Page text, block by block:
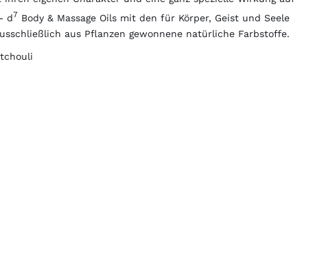
- d7 Body & Massage Oils mit den für Körper, Geist und Seele
aus Pflanzen gewonnene natürliche Farbstoffe.